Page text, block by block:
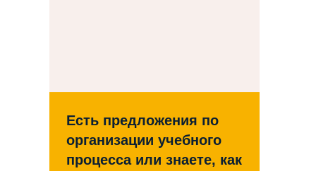
Есть предложения по
организации учебного
процесса или знаете, как